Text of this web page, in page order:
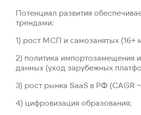
Потенциал развития
трендами:
1) рост МСП и самозанятых (16+
2) политика импортозамещения
данных (уход зарубежных
3) рост рынка SaaS в РФ (CAGR
4) цифровизация образования;